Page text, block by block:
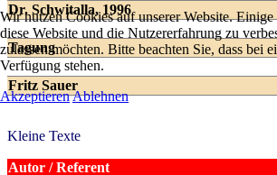
Dr. Schwitalla, 1996
Tagung
Fritz Sauer
Kleine Texte
Autor / Referent
Wir nutzen Cookies auf unserer Website.
diese Website und die Nutzererfahrung zu
zulassen möchten. Bitte beachten Sie, dass
Verfügung stehen.
AkzeptierenAblehnen